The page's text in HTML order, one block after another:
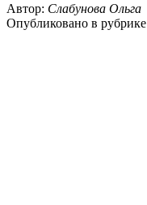
Автор: Слабунова Ольга
Опубликовано в рубрике